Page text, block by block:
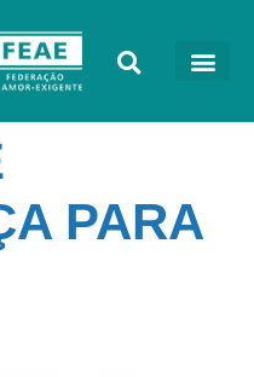
PARA